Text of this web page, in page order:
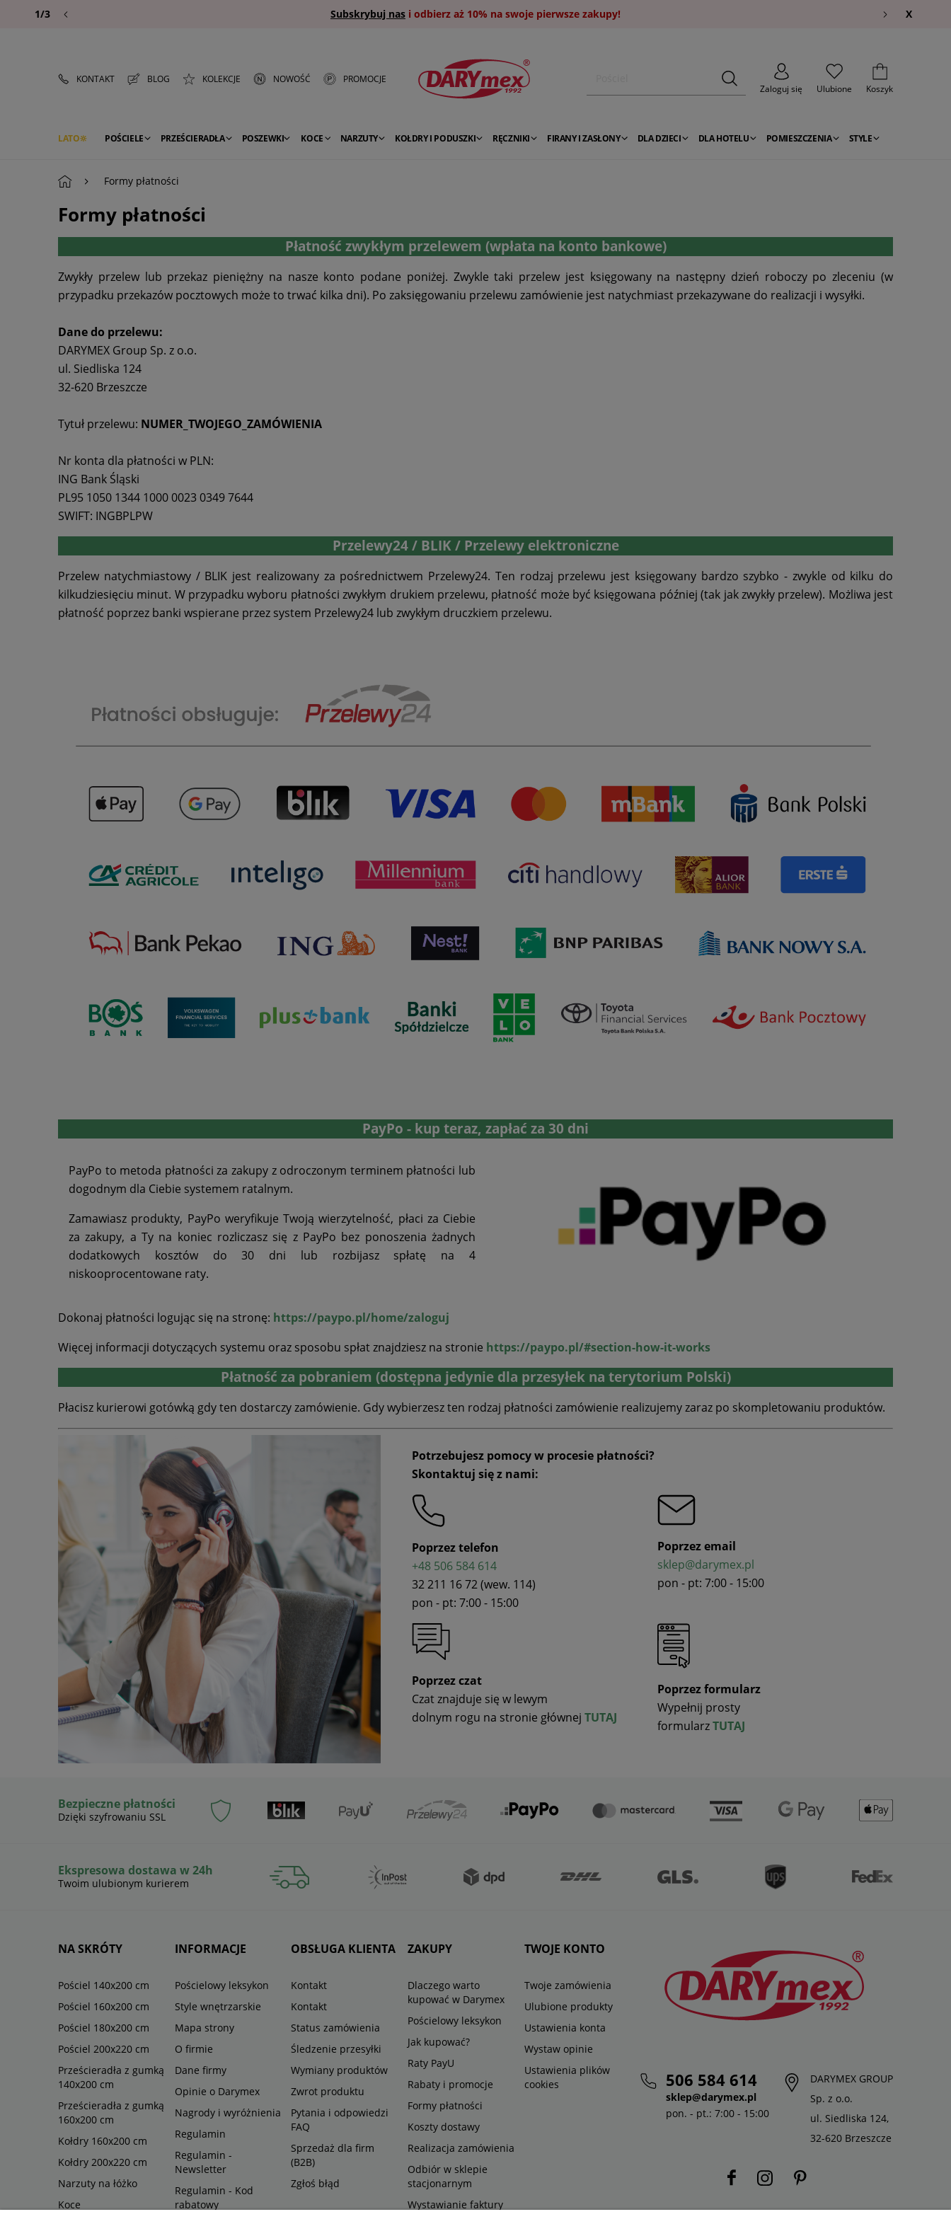
Subskrybuj nas i odbierz aż 10% na swoje pierwsze zakupy!
1/3 X
KONTAKT BLOG KOLEKCJE NOWOŚĆ
PROMOCJE
Zaloguj się
Ulubione Koszyk
LATO POŚCIELE PRZEŚCIERADŁA POSZEWKI KOCE NARZUTY KOŁDRY I PODUSZKI RĘCZNIKI FIRANY I ZASŁONY DLA DZIECI DLA HOTELU POMIESZCZENIA STYLE
Formy płatności
Formy płatności
Płatność zwykłym przelewem (wpłata na konto bankowe)
Zwykły przelew lub przekaz pieniężny na nasze konto podane poniżej. Zwykle taki przelew jest księgowany na następny dzień roboczy po zleceniu (w
przypadku przekazów pocztowych może to trwać kilka dni). Po zaksięgowaniu przelewu zamówienie jest natychmiast przekazywane do realizacji i wysyłki.
Dane do przelewu:
DARYMEX Group Sp. z o.o.
ul. Siedliska 124
32-620 Brzeszcze
Tytuł przelewu: NUMER_TWOJEGO_ZAMÓWIENIA
Nr konta dla płatności w PLN:
ING Bank Śląski
PL95 1050 1344 1000 0023 0349 7644
SWIFT: INGBPLPW
Przelewy24 / BLIK / Przelewy elektroniczne
Przelew natychmiastowy / BLIK jest realizowany za pośrednictwem Przelewy24. Ten rodzaj przelewu jest księgowany bardzo szybko - zwykle od kilku do
kilkudziesięciu minut. W przypadku wyboru płatności zwykłym drukiem przelewu, płatność może być księgowana później (tak jak zwykły przelew). Możliwa jest
płatność poprzez banki wspierane przez system Przelewy24 lub zwykłym druczkiem przelewu.
PayPo - kup teraz, zapłać za 30 dni
PayPo to metoda płatności za zakupy z odroczonym terminem płatności lub
dogodnym dla Ciebie systemem ratalnym.
Zamawiasz produkty, PayPo weryfikuje Twoją wierzytelność, płaci za Ciebie
za zakupy, a Ty na koniec rozliczasz się z PayPo bez ponoszenia żadnych
dodatkowych kosztów do 30 dni lub rozbijasz spłatę na 4
niskooprocentowane raty.
Dokonaj płatności logując się na stronę: https://paypo.pl/home/zaloguj
Więcej informacji dotyczących systemu oraz sposobu spłat znajdziesz na stronie https://paypo.pl/#section-how-it-works
Płatność za pobraniem (dostępna jedynie dla przesyłek na terytorium Polski)
Płacisz kurierowi gotówką gdy ten dostarczy zamówienie. Gdy wybierzesz ten rodzaj płatności zamówienie realizujemy zaraz po skompletowaniu produktów.
Potrzebujesz pomocy w procesie płatności?
Skontaktuj się z nami:
Poprzez telefon
+48 506 584 614
32 211 16 72 (wew. 114)
pon - pt: 7:00 - 15:00
Poprzez email
sklep@darymex.pl
pon - pt: 7:00 - 15:00
Poprzez czat
Czat znajduje się w lewym
dolnym rogu na stronie głównej TUTAJ
Poprzez formularz
Wypełnij prosty
formularzTUTAJ
Bezpieczne płatności
Dzięki szyfrowaniu SSL
Ekspresowa dostawa w 24h
Twoim ulubionym kurierem
NA SKRÓTY
Pościel 140x200 cm
Pościel 160x200 cm
Pościel 180x200 cm
Pościel 200x220 cm
Prześcieradła z gumką
140x200 cm
Prześcieradła z gumką
160x200 cm
Kołdry 160x200 cm
Kołdry 200x220 cm
Narzuty na łóżko
Koce
INFORMACJE
Pościelowy leksykon
Style wnętrzarskie
Mapa strony
O firmie
Dane firmy
Opinie o Darymex
Nagrody i wyróżnienia
Regulamin
Regulamin -
Newsletter
Regulamin - Kod
rabatowy
OBSŁUGA KLIENTA
Kontakt
Kontakt
Status zamówienia
Śledzenie przesyłki
Wymiany produktów
Zwrot produktu
Pytania i odpowiedzi
FAQ
Sprzedaż dla firm
(B2B)
Zgłoś błąd
ZAKUPY
Dlaczego warto
kupować w Darymex
Pościelowy leksykon
Jak kupować?
Raty PayU
Rabaty i promocje
Formy płatności
Koszty dostawy
Realizacja zamówienia
Odbiór w sklepie
stacjonarnym
Wystawianie faktury
TWOJE KONTO
Twoje zamówienia
Ulubione produkty
Ustawienia konta
Wystaw opinie
Ustawienia plików
cookies
506 584 614
sklep@darymex.pl
pon. - pt.: 7:00 - 15:00
DARYMEX GROUP
Sp. z o.o.
ul. Siedliska 124,
32-620 Brzeszcze